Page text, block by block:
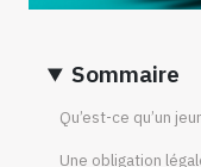
Sommaire
Qu’est-ce qu’un
Une obligation